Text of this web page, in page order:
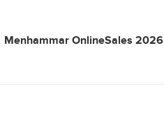
Menhammar OnlineSales 2026